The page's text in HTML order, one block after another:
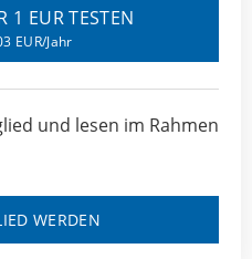
1 EUR TESTEN
EUR/Jahr
und lesen im Rahmen
WERDEN